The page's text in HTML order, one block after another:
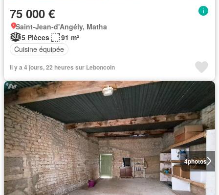
75 000 €
Saint-Jean-d'Angély, Matha
5 Pièces
91 m²
Cuisine équipée
Il y a 4 jours, 22 heures sur Leboncoin
4photos